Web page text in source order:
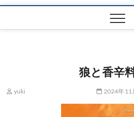
狼と香辛
yuki 2024年11